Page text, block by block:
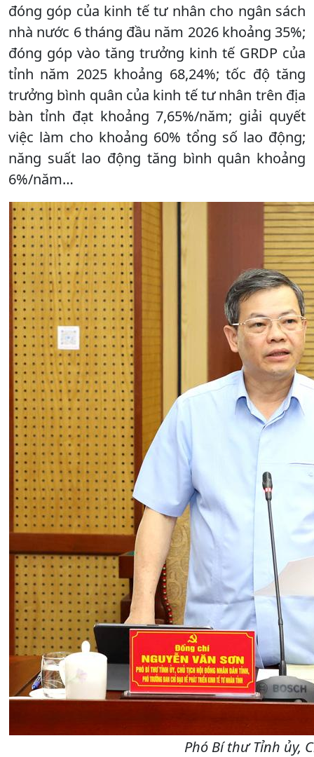
đóng góp của kinh tế tư nhân cho ngân sách
nhà nước 6 tháng đầu năm 2026 khoảng 35%;
đóng góp vào tăng trưởng kinh tế GRDP của
tỉnh năm 2025 khoảng 68,24%; tốc độ tăng
trưởng bình quân của kinh tế tư nhân trên địa
bàn tỉnh đạt khoảng 7,65%/năm; giải quyết
việc làm cho khoảng 60% tổng số lao động;
năng suất lao động tăng bình quân khoảng
6%/năm…
Phó Bí thư Tỉnh ủy,